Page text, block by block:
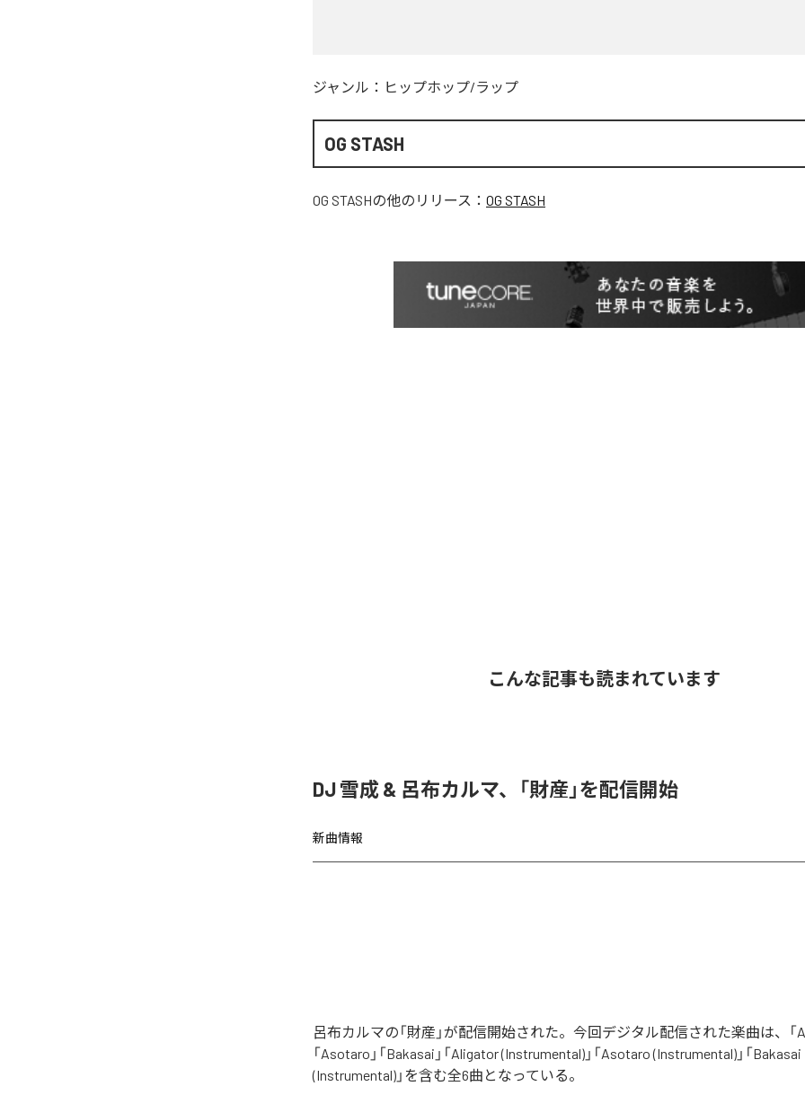
ジャンル： ヒップホップ/ラップ
OG STASH
OG STASHの他のリリース： OG STASH
こんな記事も読まれています
DJ 雪成 & 呂布カルマ、「財産」を配信開始
新曲情報
呂布カルマの「財産」が配信開始された。今回デジタル配信された楽曲は、「
「Asotaro」「Bakasai」「Aligator (Instrumental)」「Asotaro (Instrumental)」「Bakasai
(Instrumental)」を含む全6曲となっている。